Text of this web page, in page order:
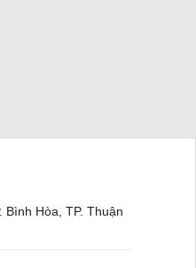
Bình Hòa, TP. Thuận